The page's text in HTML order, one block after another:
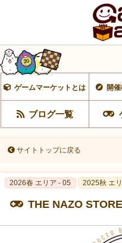
ゲームマーケットとは 開
ブログ一覧
サイトトップに戻る
2026春 エリア - 05 2025秋 エ
THE NAZO STORE